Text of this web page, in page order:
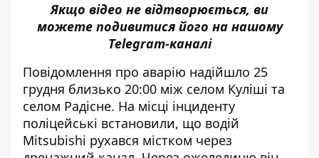
Якщо відео не відтворюється, ви
можете подивитися його на нашому
Telegram-каналі
Повідомлення про аварію надійшло 25
грудня близько 20:00 між селом Куліші та
селом Радісне. На місці інциденту
поліцейські встановили, що водій
Mitsubishi рухався містком через